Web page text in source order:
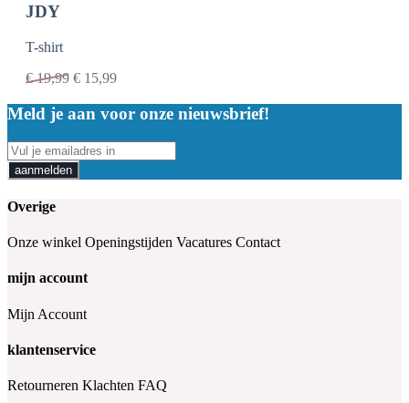
JDY
T-shirt
€19,99 € 15,99
Meld je aan voor onze nieuwsbrief!
aanmelden
Overige
Onze winkel Openingstijden Vacatures Contact
mijn account
Mijn Account
klantenservice
Retourneren Klachten FAQ